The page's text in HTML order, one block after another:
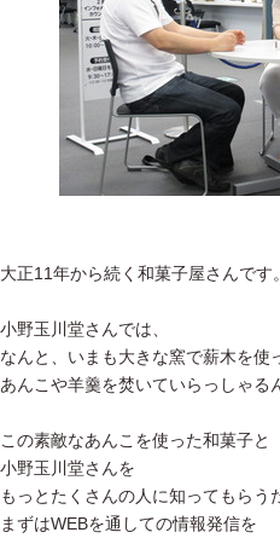
大正11年から続く和菓子屋さんです。
小野玉川堂さんでは、
なんと、いまも大きな窯で薪木を使
あんこや羊羹を焚いていらっしゃる
この素敵なあんこを使った和菓子と
小野玉川堂さんを
もっとたくさんの人に知ってもらう
まずはWEBを通しての情報発信を